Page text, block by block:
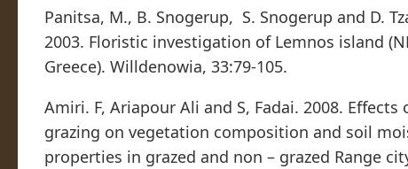
Panitsa, M., B. Snogerup, S. Snogerup and D.
2003. Floristic investigation of Lemnos island
Greece). Willdenowia, 33:79-105.
Amiri. F, Ariapour Ali and S, Fadai. 2008. Effects
grazing on vegetation composition and soil
properties in grazed and non – grazed Range